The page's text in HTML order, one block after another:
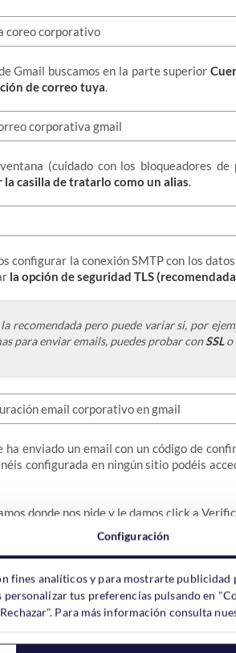
Gmail buscamos en la parte superior
de correo tuya.
(cuidado con los bloqueadores de
la casilla de tratarlo como un alias.
configurar la conexión SMTP con los
la opción de seguridad TLS
recomendada pero puede variar si, por
para enviar emails, puedes probar conSSLo
ha enviado un email con un código de
configurada en ningún sitio podéis
donde nos pide y le damos click a
la configuaración se ha realizado de
Configuración
fines analíticos y para mostrarte
tus preferencias pulsando en
Para más información consulta